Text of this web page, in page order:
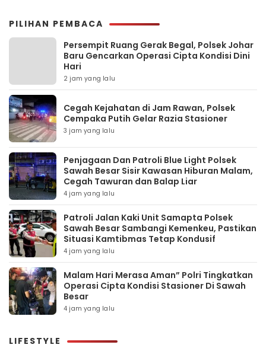
PILIHAN PEMBACA
Persempit Ruang Gerak Begal, Polsek Johar
Baru Gencarkan Operasi Cipta Kondisi Dini
Hari
2 jam yang lalu
Cegah Kejahatan di Jam Rawan, Polsek
Cempaka Putih Gelar Razia Stasioner
3 jam yang lalu
Penjagaan Dan Patroli Blue Light Polsek
Sawah Besar Sisir Kawasan Hiburan Malam,
Cegah Tawuran dan Balap Liar
4 jam yang lalu
Patroli Jalan Kaki Unit Samapta Polsek
Sawah Besar Sambangi Kemenkeu, Pastikan
Situasi Kamtibmas Tetap Kondusif
4 jam yang lalu
Malam Hari Merasa Aman” Polri Tingkatkan
Operasi Cipta Kondisi Stasioner Di Sawah
Besar
4 jam yang lalu
LIFESTYLE